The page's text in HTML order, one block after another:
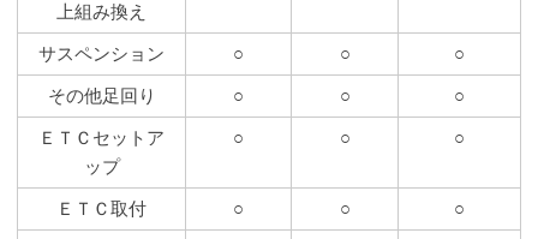
上組み換え
サスペンション ○ ○ ○
その他足回り ○ ○ ○
ＥＴＣセットア
ップ
○ ○ ○
ＥＴＣ取付 ○ ○ ○